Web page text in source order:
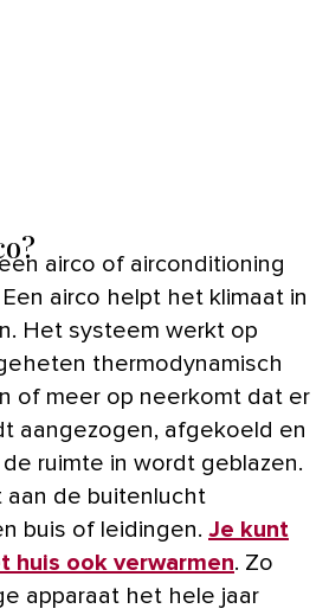
airco helpt het klimaat in
Het systeem werkt op
thermodynamisch
of meer op neerkomt dat er
aangezogen, afgekoeld en
ruimte in wordt geblazen.
aan de buitenlucht
buis of leidingen. Je kunt
huis ook verwarmen. Zo
apparaat het hele jaar